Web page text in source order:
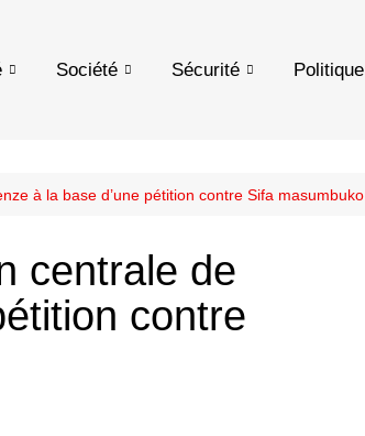
Société Sécurité Politique
à la base d’une pétition contre Sifa masumbuko
centrale de
contre